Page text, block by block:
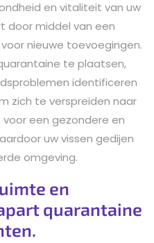
en vitaliteit van uw
door middel van een
nieuwe toevoegingen.
te plaatsen,
identificeren
zich te verspreiden naar
een gezondere en
uw vissen gedijen
omgeving.
en
quarantaine